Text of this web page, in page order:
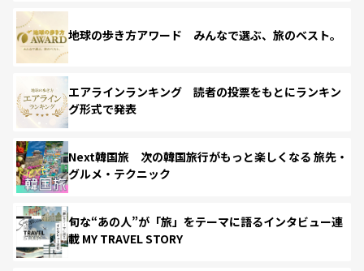
地球の歩き方アワード みんなで選ぶ、旅のベスト。
エアラインランキング 読者の投票をもとにランキン
グ形式で発表
Next韓国旅 次の韓国旅行がもっと楽しくなる 旅先・
グルメ・テクニック
旬な“あの人”が「旅」をテーマに語るインタビュー連
載 MY TRAVEL STORY